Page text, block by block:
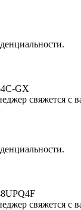
GX
свяжется с
свяжется с